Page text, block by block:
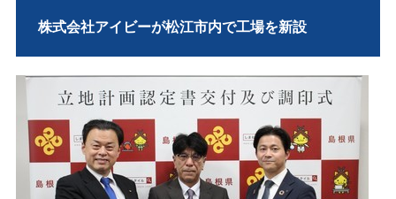
株式会社アイビーが松江市内で工場を新設